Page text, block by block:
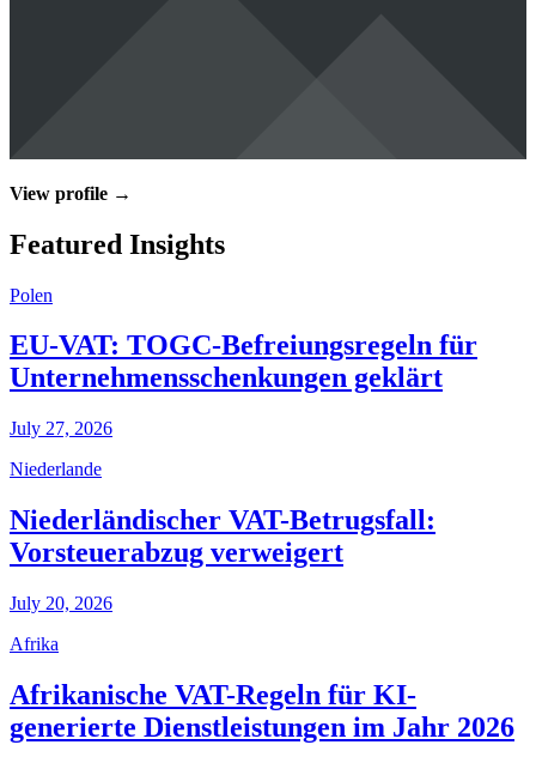
View profile →
Featured Insights
Polen
EU-VAT: TOGC-Befreiungsregeln für
Unternehmensschenkungen geklärt
July 27, 2026
Niederlande
Niederländischer VAT-Betrugsfall:
Vorsteuerabzug verweigert
July 20, 2026
Afrika
Afrikanische VAT-Regeln für KI-
generierte Dienstleistungen im Jahr 2026